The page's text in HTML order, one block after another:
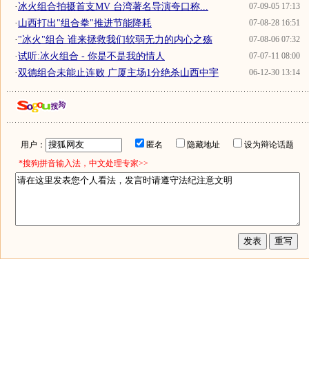
07-09-05 17:13
·冰火组合拍摄首支MV 台湾著名导演夸口称...
07-08-28 16:51
·山西打出"组合拳"推进节能降耗
07-08-06 07:32
·"冰火"组合 谁来拯救我们软弱无力的内心之殇
07-07-11 08:00
·试听:冰火组合 - 你是不是我的情人
06-12-30 13:14
·双德组合未能止连败 广厦主场1分绝杀山西中宇
用户： 匿名 隐藏地址
设为辩论话题
*搜狗拼音输入法，中文处理专家>>